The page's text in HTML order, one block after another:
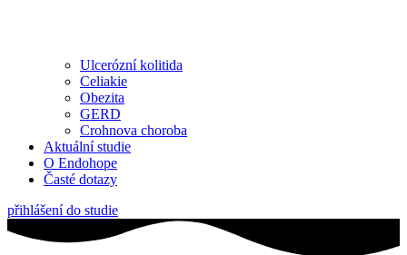
Ulcerózní kolitida
Celiakie
Obezita
GERD
Crohnova choroba
Aktuální studie
O Endohope
Časté dotazy
přihlášení do studie